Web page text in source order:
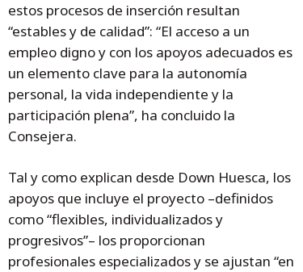
estos procesos de inserción resultan
“estables y de calidad”: “El acceso a un
empleo digno y con los apoyos adecuados es
un elemento clave para la autonomía
personal, la vida independiente y la
participación plena”, ha concluido la
Consejera.
Tal y como explican desde Down Huesca, los
apoyos que incluye el proyecto –definidos
como “flexibles, individualizados y
progresivos”– los proporcionan
profesionales especializados y se ajustan “en